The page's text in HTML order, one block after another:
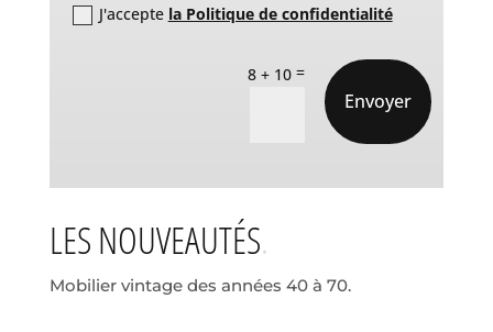
J'accepte la Politique de confidentialité
8 + 10 =
Envoyer
LES NOUVEAUTÉS
Mobilier vintage des années 40 à 70.